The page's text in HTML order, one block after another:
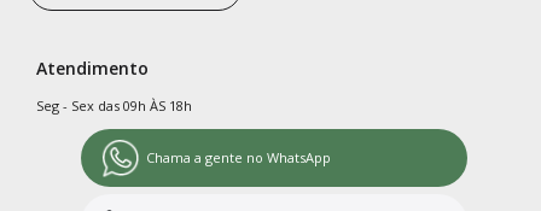
Atendimento
Seg - Sex das 09h ÀS 18h
Chama a gente no WhatsApp